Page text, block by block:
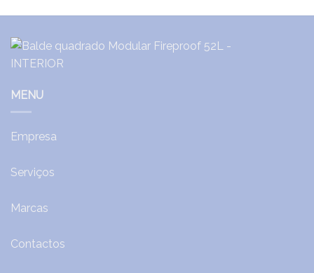
MENU
Empresa
Serviços
Marcas
Contactos